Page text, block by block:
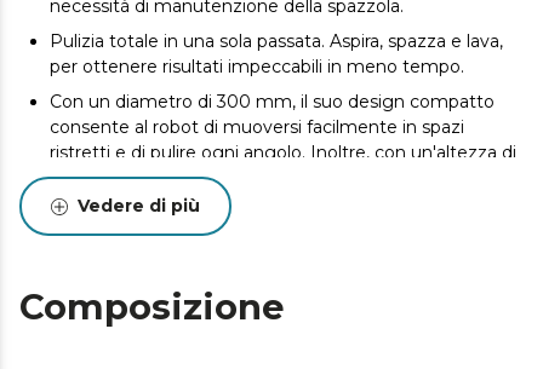
necessità di manutenzione della spazzola.
Pulizia totale in una sola passata. Aspira, spazza e lava,
per ottenere risultati impeccabili in meno tempo.
Con un diametro di 300 mm, il suo design compatto
consente al robot di muoversi facilmente in spazi
ristretti e di pulire ogni angolo. Inoltre, con un'altezza di
80 mm, potrai raggiungere facilmente i mobili.
Piano di pulizia personalizzato App: imposta le modalità
di aspirazione e di lavaggio e progeamma la pulizia dal
Lava e aspira allo stesso tempo. Serbatoio dell’acqua e
mop.
Vedere di più
Composizione